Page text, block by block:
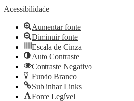
Acessibilidade
Aumentar fonte
Diminuir fonte
Escala de Cinza
Auto Contraste
Contraste Negativo
Fundo Branco
Sublinhar Links
Fonte Legível